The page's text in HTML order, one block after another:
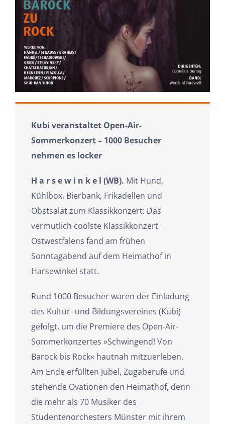
Kubi veranstaltet Open-Air-
Sommerkonzert – 1000 Besucher
nehmen es locker
H a r s e w i n k e l (WB). Mit Hund,
Kühlbox, Bierbank, Frikadellen und
Obstsalat zum Klassikkonzert: Das
vermutlich coolste Klassikkonzert
Ostwestfalens fand am frühen
Sonntagabend auf dem Heimathof in
Harsewinkel statt.
Rund 1000 Besucher waren der Einladung
des Kultur- und Bildungsvereines (Kubi)
gefolgt, um die Premiere des Open-Air-
Sommerkonzertes »Schwingend! Von
Barock bis Rock« hautnah mitzuerleben.
Am Ende erfüllten Jubel, Zugaberufe und
stehende Ovationen den Heimathof, denn
die mehr als 70 Musiker des
Studentenorchesters Münster mit ihrem